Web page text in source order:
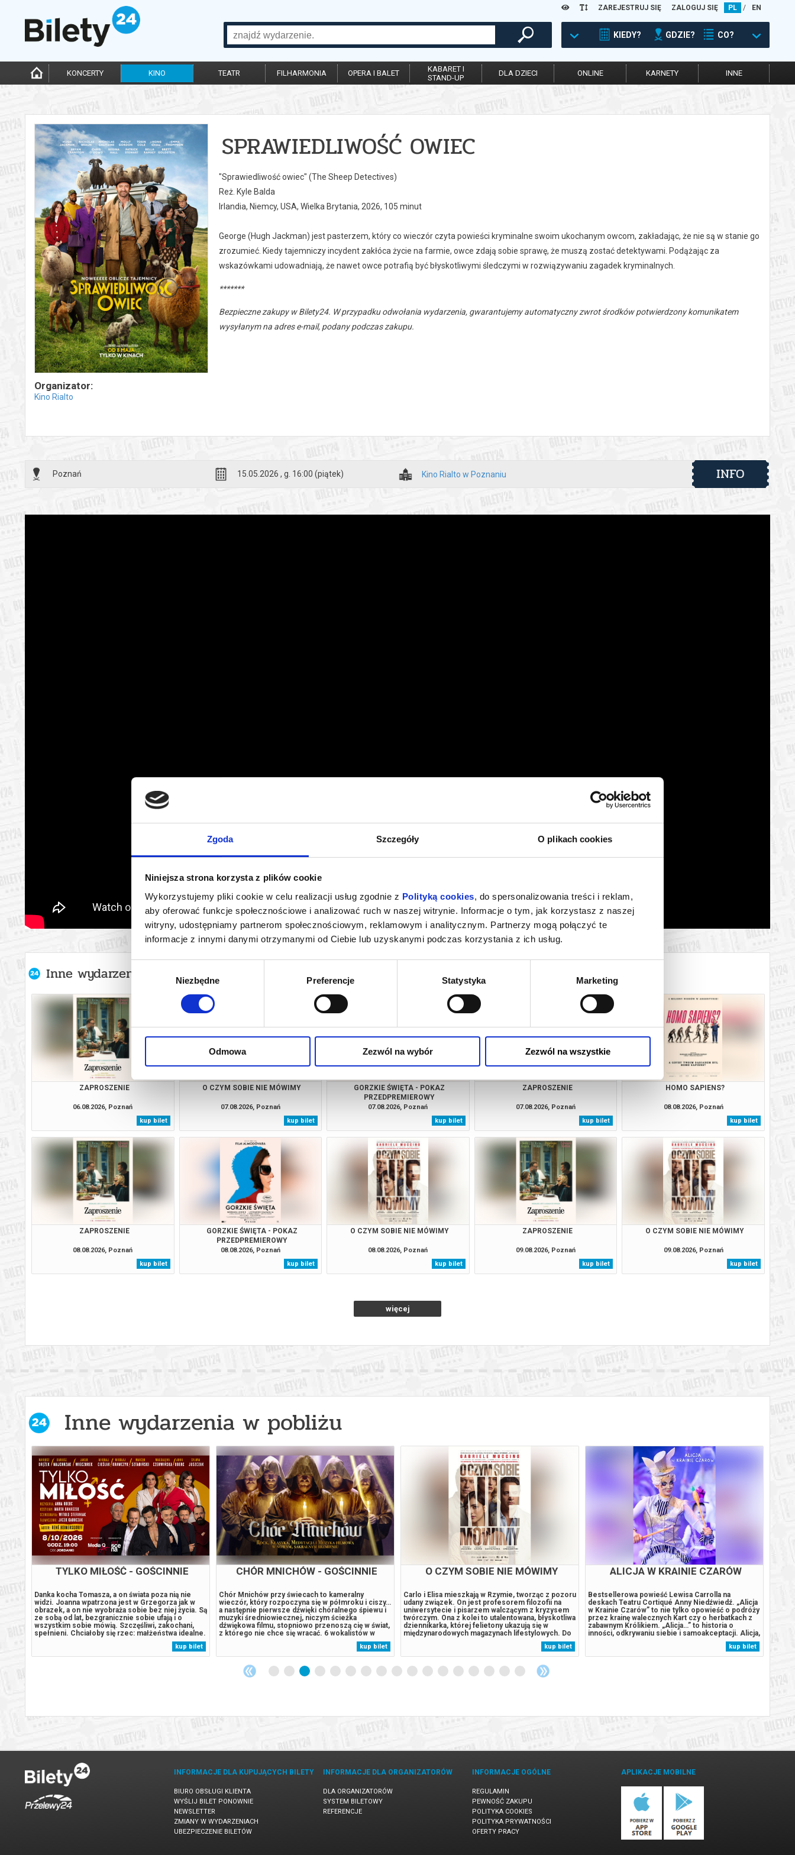
Zgoda Szczegóły O plikach cookies
Niniejsza strona korzysta z plików cookie
Wykorzystujemy pliki cookie w celu realizacji usług zgodnie z Polityką cookies, do spersonalizowania treści i reklam,
aby oferować funkcje społecznościowe i analizować ruch w naszej witrynie. Informacje o tym, jak korzystasz z naszej
witryny, udostępniamy partnerom społecznościowym, reklamowym i analitycznym. Partnerzy mogą połączyć te
informacje z innymi danymi otrzymanymi od Ciebie lub uzyskanymi podczas korzystania z ich usług.
Niezbędne Preferencje Statystyka Marketing
Odmowa Zezwól na wybór Zezwól na wszystkie
ZAREJESTRUJ SIĘ ZALOGUJ SIĘ PL / EN
KIEDY? GDZIE? CO?
KONCERTY KINO TEATR FILHARMONIA OPERA I BALET
KABARET I
STAND-UP
DLA DZIECI ONLINE KARNETY INNE
Organizator:
Kino Rialto
SPRAWIEDLIWOŚĆ OWIEC
"Sprawiedliwość owiec" (The Sheep Detectives)
Reż. Kyle Balda
Irlandia, Niemcy, USA, Wielka Brytania, 2026, 105 minut
George (Hugh Jackman) jest pasterzem, który co wieczór czyta powieści kryminalne swoim ukochanym owcom, zakładając, że nie są w stanie go
zrozumieć. Kiedy tajemniczy incydent zakłóca życie na farmie, owce zdają sobie sprawę, że muszą zostać detektywami. Podążając za
wskazówkami udowadniają, że nawet owce potrafią być błyskotliwymi śledczymi w rozwiązywaniu zagadek kryminalnych.
*******
Bezpieczne zakupy w Bilety24. W przypadku odwołania wydarzenia, gwarantujemy automatyczny zwrot środków potwierdzony komunikatem
wysyłanym na adres e-mail, podany podczas zakupu.
Poznań 15.05.2026 , g. 16:00 (piątek) Kino Rialto w Poznaniu INFO
Inne wydarzenia organizatora
ZAPROSZENIE
06.08.2026, Poznań
kup bilet
O CZYM SOBIE NIE MÓWIMY
07.08.2026, Poznań
kup bilet
GORZKIE ŚWIĘTA - POKAZ
PRZEDPREMIEROWY
07.08.2026, Poznań
kup bilet
ZAPROSZENIE
07.08.2026, Poznań
kup bilet
HOMO SAPIENS?
08.08.2026, Poznań
kup bilet
ZAPROSZENIE
08.08.2026, Poznań
kup bilet
GORZKIE ŚWIĘTA - POKAZ
PRZEDPREMIEROWY
08.08.2026, Poznań
kup bilet
O CZYM SOBIE NIE MÓWIMY
08.08.2026, Poznań
kup bilet
ZAPROSZENIE
09.08.2026, Poznań
kup bilet
O CZYM SOBIE NIE MÓWIMY
09.08.2026, Poznań
kup bilet
więcej
Inne wydarzenia w pobliżu
TYLKO MIŁOŚĆ - GOŚCINNIE
Danka kocha Tomasza, a on świata poza nią nie
widzi. Joanna wpatrzona jest w Grzegorza jak w
obrazek, a on nie wyobraża sobie bez niej życia. Są
ze sobą od lat, bezgranicznie sobie ufają i o
wszystkim sobie mówią. Szczęśliwi, zakochani,
spełnieni. Chciałoby się rzec: małżeństwa idealne.
Ale czy na pewno? Co wydarzy się, gdy ich losy
niebezpiecznie zaczną się ze sobą splatać? Co
stanie się, gdy w ich...
kup bilet
CHÓR MNICHÓW - GOŚCINNIE
Chór Mnichów przy świecach to kameralny
wieczór, który rozpoczyna się w półmroku i ciszy…
a następnie pierwsze dźwięki chóralnego śpiewu i
muzyki średniowiecznej, niczym ścieżka
dźwiękowa filmu, stopniowo przenoszą cię w świat,
z którego nie chce się wracać. 6 wokalistów w
mnichowskich szatach, w otoczeniu świec na
wysokich świecznikach oraz ascetycznych
dekoracji, a także światło, powoli zmieniające...
kup bilet
O CZYM SOBIE NIE MÓWIMY
Carlo i Elisa mieszkają w Rzymie, tworząc z pozoru
udany związek. On jest profesorem filozofii na
uniwersytecie i pisarzem walczącym z kryzysem
twórczym. Ona z kolei to utalentowana, błyskotliwa
dziennikarka, której felietony ukazują się w
międzynarodowych magazynach lifestylowych. Do
ich trwającego od dwóch dekad związku wkrada się
coraz więcej rutyny oraz dystansu.Aby odzyskać
dawną energię, decydują...
kup bilet
ALICJA W KRAINIE CZARÓW
Bestsellerowa powieść Lewisa Carrolla na
deskach Teatru Cortiqué Anny Niedźwiedź. „Alicja
w Krainie Czarów” to nie tylko opowieść o podróży
przez krainę walecznych Kart czy o herbatkach z
zabawnym Królikiem. „Alicja…” to historia o
inności, odkrywaniu siebie i samoakceptacji. Alicja,
za sprawą króliczej nory, trafia do magicznej krainy
wyśmienicie, prawda? W...
kup bilet
INFORMACJE DLA KUPUJĄCYCH BILETY
BIURO OBSŁUGI KLIENTA
WYŚLIJ BILET PONOWNIE
NEWSLETTER
ZMIANY W WYDARZENIACH
UBEZPIECZENIE BILETÓW
INFORMACJE DLA ORGANIZATORÓW
DLA ORGANIZATORÓW
SYSTEM BILETOWY
REFERENCJE
INFORMACJE OGÓLNE
REGULAMIN
PEWNOŚĆ ZAKUPU
POLITYKA COOKIES
POLITYKA PRYWATNOŚCI
OFERTY PRACY
APLIKACJE MOBILNE